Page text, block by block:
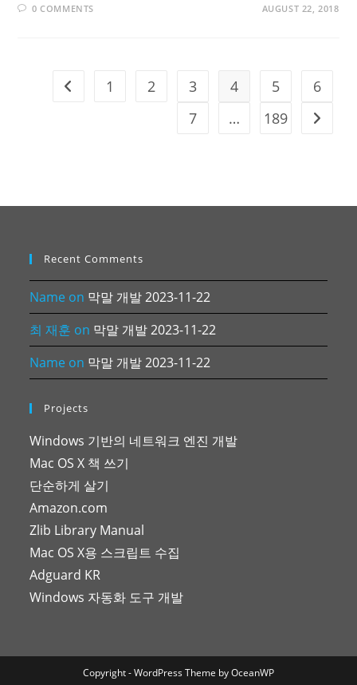
0 COMMENTS AUGUST 22, 2018
Go to the previous page
1 2 3 4 5
6
7
… 189 Go to
Recent Comments
Name on 막말 개발 2023-11-22
최 재훈 on 막말 개발 2023-11-22
Name on 막말 개발 2023-11-22
Projects
Windows 기반의 네트워크 엔진 개발
Mac OS X 책 쓰기
단순하게 살기
Amazon.com
Zlib Library Manual
Mac OS X용 스크립트 수집
Adguard KR
Windows 자동화 도구 개발
Copyright - WordPress Theme by OceanWP